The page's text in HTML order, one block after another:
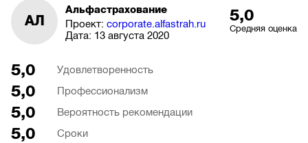
АЛ
Альфастрахование
Проект: corporate.alfastrah.ru
Дата: 13 августа 2020
5,0
Средняя оценка
5,0 Удовлетворенность
5,0 Профессионализм
5,0 Вероятность рекомендации
5,0 Сроки